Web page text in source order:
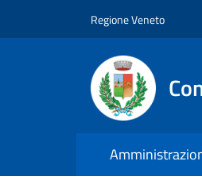
Regione Veneto